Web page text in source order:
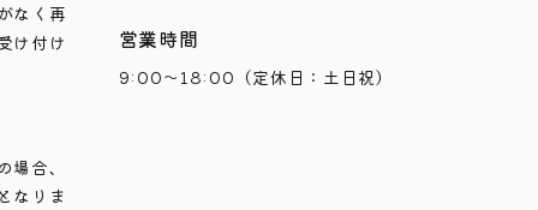
なく再
け付け
合、
なりま
営業時間
9:00～18:00（定休日：土日祝）